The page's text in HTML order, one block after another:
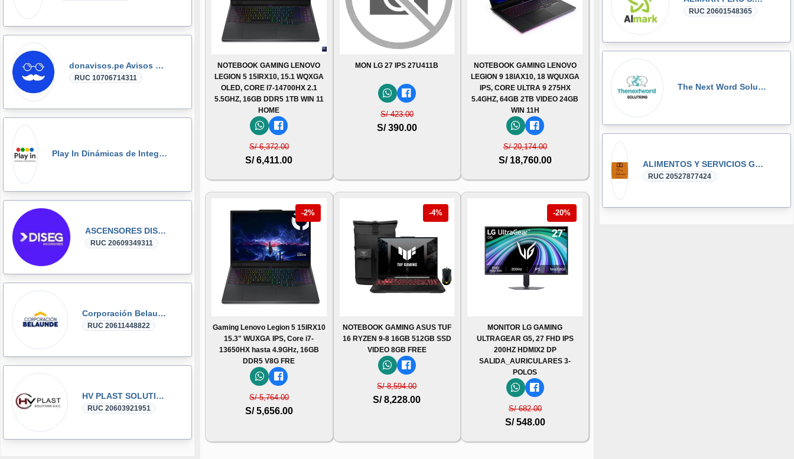
donavisos.pe Avisos Clasificados
RUC 10706714311
Play In Dinámicas de Integración, Gymkanas, Eventos Corporativos
ASCENSORES DISEG
RUC 20609349311
Corporación Belaunde
RUC 20611448822
HV PLAST SOLUTIONS
RUC 20603921951
NOTEBOOK GAMING LENOVO
LEGION 5 15IRX10, 15.1 WQXGA
OLED, CORE I7-14700HX 2.1
5.5GHZ, 16GB DDR5 1TB WIN 11
HOME
S/ 6,372.00
S/ 6,411.00
MON LG 27 IPS 27U411B
S/ 423.00
S/ 390.00
NOTEBOOK GAMING LENOVO
LEGION 9 18IAX10, 18 WQUXGA
IPS, CORE ULTRA 9 275HX
5.4GHZ, 64GB 2TB VIDEO 24GB
WIN 11H
S/ 20,174.00
S/ 18,760.00
-2%
Gaming Lenovo Legion 5 15IRX10
15.3" WUXGA IPS, Core i7-
13650HX hasta 4.9GHz, 16GB
DDR5 V8G FRE
S/ 5,764.00
S/ 5,656.00
-4%
NOTEBOOK GAMING ASUS TUF
16 RYZEN 9-8 16GB 512GB SSD
VIDEO 8GB FREE
S/ 8,594.00
S/ 8,228.00
-20%
MONITOR LG GAMING
ULTRAGEAR G5, 27 FHD IPS
200HZ HDMIX2 DP
SALIDA_AURICULARES 3-
POLOS
S/ 682.00
S/ 548.00
RUC 20601548365
The Next Word Solutions
ALIMENTOS Y SERVICIOS GENERALES SOCIEDAD ANONIMA CERRADA - ALIMENTOS Y SERVICIOS G S.A.C.
RUC 20527877424